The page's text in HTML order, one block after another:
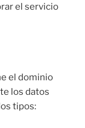
el servicio
el dominio
los datos
tipos: